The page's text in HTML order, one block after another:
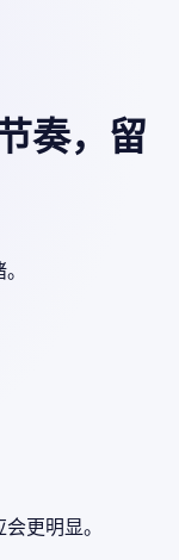
奏，留
更明显。